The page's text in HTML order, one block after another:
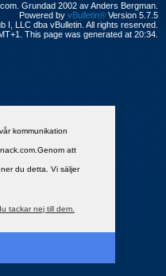
kommunikation
att
du detta. Vi säljer
tackar nej till dem.
Grundad 2002 av Anders Bergman.
Powered by vBulletin® Version 5.7.5
I, LLC dba vBulletin. All rights reserved.
This page was generated at 20:34.